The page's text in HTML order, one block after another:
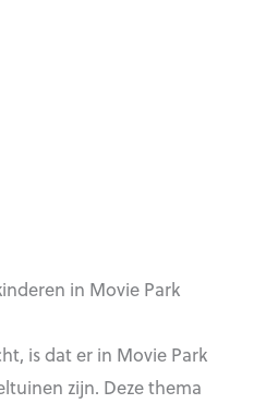
in Movie Park
is dat er in Movie Park
zijn. Deze thema